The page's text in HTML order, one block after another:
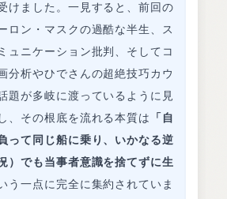
けました。一見すると、前回の
ロン・マスクの過酷な半生、ス
ュニケーション批判、そしてコ
分析やひでさんの超絶技巧カウ
題が多岐に渡っているように見
、その根底を流れる本質は
「自
って同じ船に乗り、いかなる逆
）でも当事者意識を捨てずに生
う一点に完全に集約されていま